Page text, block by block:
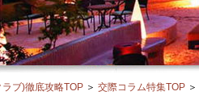
ブ)徹底攻略TOP ＞ 交際コラム特集TOP ＞